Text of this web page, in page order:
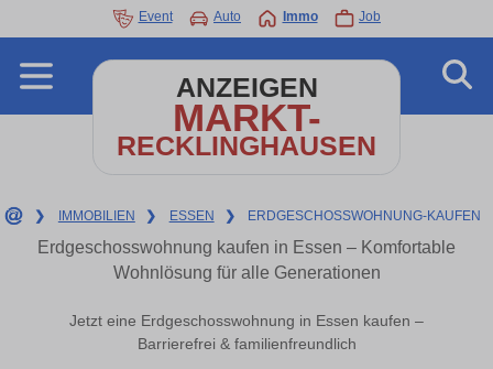
Event Auto Immo Job
ANZEIGEN
MARKT-
RECKLINGHAUSEN
❯ IMMOBILIEN ❯ ESSEN ❯ ERDGESCHOSSWOHNUNG-KAUFEN
Erdgeschosswohnung kaufen in Essen – Komfortable
Wohnlösung für alle Generationen
Jetzt eine Erdgeschosswohnung in Essen kaufen –
Barrierefrei & familienfreundlich